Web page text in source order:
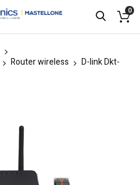
0
Router wireless
D-link Dkt-